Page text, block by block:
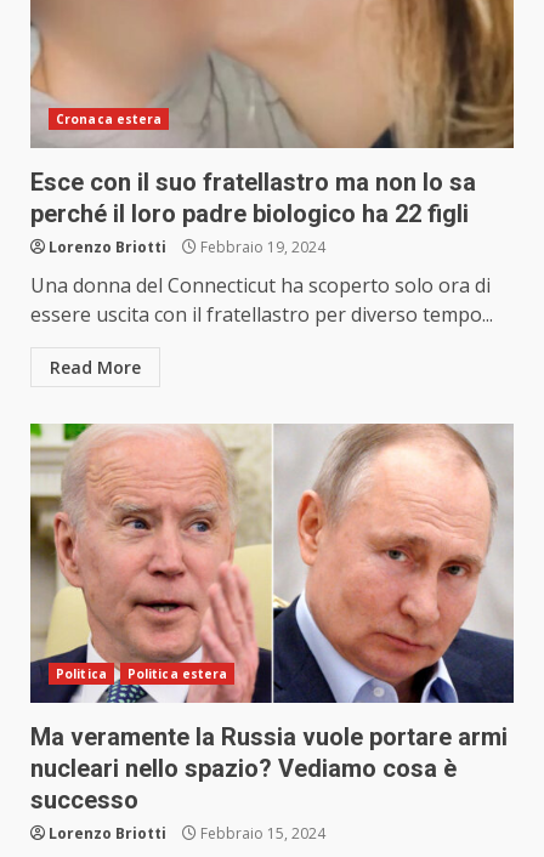
Cronaca estera
Esce con il suo fratellastro ma non lo sa
perché il loro padre biologico ha 22 figli
Lorenzo Briotti Febbraio 19, 2024
Una donna del Connecticut ha scoperto solo ora di
essere uscita con il fratellastro per diverso tempo...
Read More
Politica Politica estera
Ma veramente la Russia vuole portare armi
nucleari nello spazio? Vediamo cosa è
successo
Lorenzo Briotti Febbraio 15, 2024